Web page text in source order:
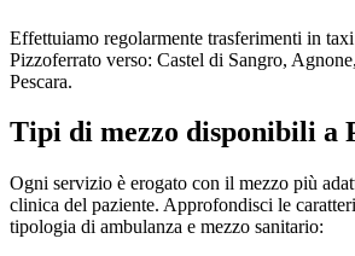
Effettuiamo regolarmente trasferimenti in
Pizzoferrato verso: Castel di Sangro,
Pescara.
Tipi di mezzo disponibili a
Ogni servizio è erogato con il mezzo più
clinica del paziente. Approfondisci le
tipologia di ambulanza e mezzo sanitario: